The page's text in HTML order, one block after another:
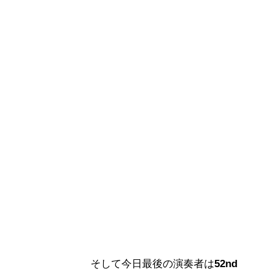
そして今日最後の演奏者は52nd